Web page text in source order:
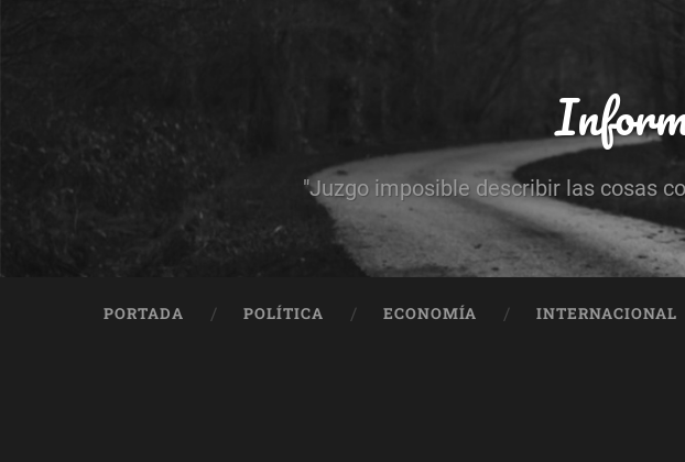
"Juzgo imposible describir las cosas
PORTADA POLÍTICA ECONOMÍA INTERNACIONAL